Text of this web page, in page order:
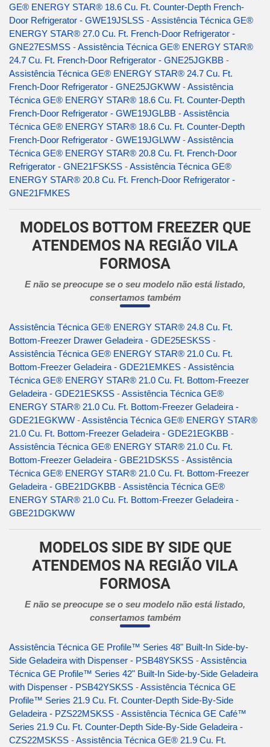
GE® ENERGY STAR® 18.6 Cu. Ft. Counter-Depth French-
Door Refrigerator - GWE19JSLSS -Assistência Técnica GE®
ENERGY STAR® 27.0 Cu. Ft. French-Door Refrigerator -
GNE27ESMSS -Assistência Técnica GE® ENERGY STAR®
24.7 Cu. Ft. French-Door Refrigerator - GNE25JGKBB -
Assistência Técnica GE® ENERGY STAR® 24.7 Cu. Ft.
French-Door Refrigerator - GNE25JGKWW -Assistência
Técnica GE® ENERGY STAR® 18.6 Cu. Ft. Counter-Depth
French-Door Refrigerator - GWE19JGLBB -Assistência
Técnica GE® ENERGY STAR® 18.6 Cu. Ft. Counter-Depth
French-Door Refrigerator - GWE19JGLWW -Assistência
Técnica GE® ENERGY STAR® 20.8 Cu. Ft. French-Door
Refrigerator - GNE21FSKSS -Assistência Técnica GE®
ENERGY STAR® 20.8 Cu. Ft. French-Door Refrigerator -
GNE21FMKES
MODELOS BOTTOM FREEZER QUE
ATENDEMOS NA REGIÃO VILA
FORMOSA
E não se preocupe se o seu modelo não está listado,
consertamos também
Assistência Técnica GE® ENERGY STAR® 24.8 Cu. Ft.
Bottom-Freezer Drawer Geladeira - GDE25ESKSS -
Assistência Técnica GE® ENERGY STAR® 21.0 Cu. Ft.
Bottom-Freezer Geladeira - GDE21EMKES -Assistência
Técnica GE® ENERGY STAR® 21.0 Cu. Ft. Bottom-Freezer
Geladeira - GDE21ESKSS -Assistência Técnica GE®
ENERGY STAR® 21.0 Cu. Ft. Bottom-Freezer Geladeira -
GDE21EGKWW -Assistência Técnica GE® ENERGY STAR®
21.0 Cu. Ft. Bottom-Freezer Geladeira - GDE21EGKBB -
Assistência Técnica GE® ENERGY STAR® 21.0 Cu. Ft.
Bottom-Freezer Geladeira - GBE21DSKSS -Assistência
Técnica GE® ENERGY STAR® 21.0 Cu. Ft. Bottom-Freezer
Geladeira - GBE21DGKBB -Assistência Técnica GE®
ENERGY STAR® 21.0 Cu. Ft. Bottom-Freezer Geladeira -
GBE21DGKWW
MODELOS SIDE BY SIDE QUE
ATENDEMOS NA REGIÃO VILA
FORMOSA
E não se preocupe se o seu modelo não está listado,
consertamos também
Assistência Técnica GE Profile™ Series 48" Built-In Side-by-
Side Geladeira with Dispenser - PSB48YSKSS -Assistência
Técnica GE Profile™ Series 42" Built-In Side-by-Side Geladeira
with Dispenser - PSB42YSKSS -Assistência Técnica GE
Profile™ Series 21.9 Cu. Ft. Counter-Depth Side-By-Side
Geladeira - PZS22MSKSS -Assistência Técnica GE Café™
Series 21.9 Cu. Ft. Counter-Depth Side-By-Side Geladeira -
CZS22MSKSS -Assistência Técnica GE® 21.9 Cu. Ft.